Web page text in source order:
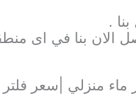
.
الان بنا في اى